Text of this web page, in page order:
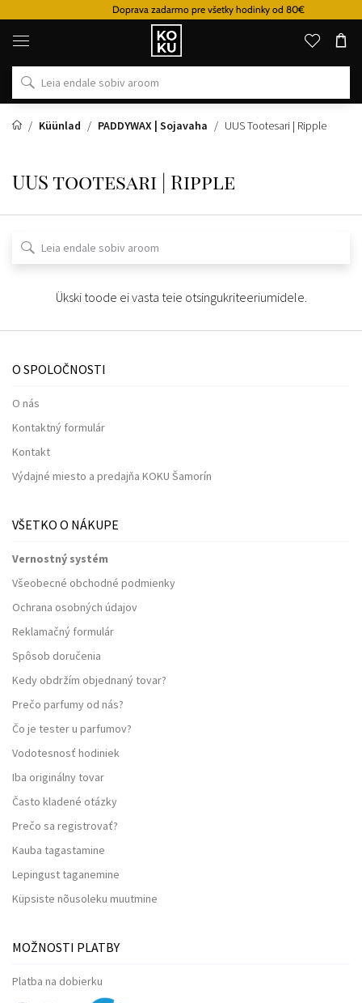
Doprava zadarmo pre všetky hodinky od 80€
Originaalsed
parfüümid
kellad
ühes
Küünlad PADDYWAX | Sojavaha UUS Tootesari | Ripple
UUS tootesari | Ripple
Ükski toode ei vasta teie otsingukriteeriumidele.
O SPOLOČNOSTI
O nás
Kontaktný formulár
Kontakt
Výdajné miesto a predajňa KOKU Šamorín
VŠETKO O NÁKUPE
Vernostný systém
Všeobecné obchodné podmienky
Ochrana osobných údajov
Reklamačný formulár
Spôsob doručenia
Kedy obdržím objednaný tovar?
Prečo parfumy od nás?
Čo je tester u parfumov?
Vodotesnosť hodiniek
Iba originálny tovar
Často kladené otázky
Prečo sa registrovať?
Kauba tagastamine
Lepingust taganemine
Küpsiste nõusoleku muutmine
MOŽNOSTI PLATBY
Platba na dobierku